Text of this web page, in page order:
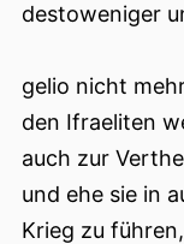
destoweniger
gelio nicht
den Ifraeliten
auch zur
und ehe sie in
Krieg zu